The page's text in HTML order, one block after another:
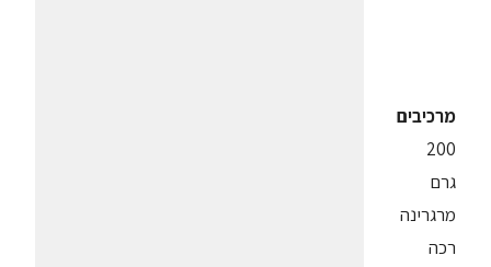
מרכיבים
200
גרם
מרגרינה
רכה